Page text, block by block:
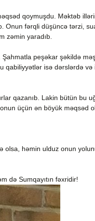
qoymuşdu. Məktəb
Onun fərqli düşüncə tərzi,
zəmin yaradıb.
peşəkar şəkildə
qabiliyyətlər isə dərslərdə və
qazanıb. Lakin bütün bu
üçün ən böyük məqsəd
olsa, həmin ulduz onun
də Sumqayıtın fəxridir!